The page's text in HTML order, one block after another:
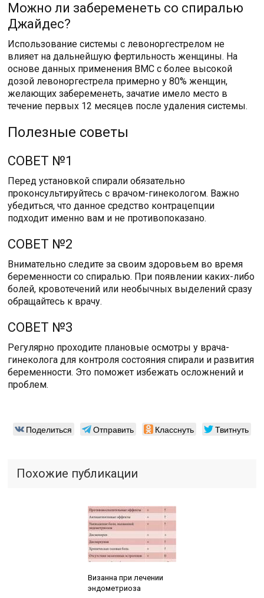
Можно ли забеременеть со спиралью
Джайдес?
Использование системы с левоноргестрелом не
влияет на дальнейшую фертильность женщины. На
основе данных применения ВМС с более высокой
дозой левоноргестрела примерно у 80% женщин,
желающих забеременеть, зачатие имело место в
течение первых 12 месяцев после удаления системы.
Полезные советы
СОВЕТ №1
Перед установкой спирали обязательно
проконсультируйтесь с врачом-гинекологом. Важно
убедиться, что данное средство контрацепции
подходит именно вам и не противопоказано.
СОВЕТ №2
Внимательно следите за своим здоровьем во время
беременности со спиралью. При появлении каких-либо
болей, кровотечений или необычных выделений сразу
обращайтесь к врачу.
СОВЕТ №3
Регулярно проходите плановые осмотры у врача-
гинеколога для контроля состояния спирали и развития
беременности. Это поможет избежать осложнений и
проблем.
Поделиться Отправить Класснуть Твитнуть
Похожие публикации
Визанна при лечении
эндометриоза